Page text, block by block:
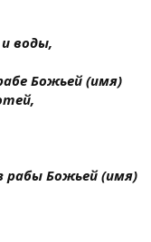
воды,
Божьей (имя)
рабы Божьей (имя)